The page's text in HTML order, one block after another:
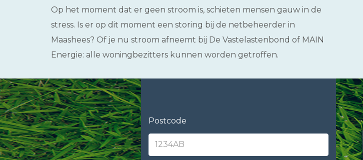
Op het moment dat er geen stroom is, schieten mensen gauw in de
stress. Is er op dit moment een storing bij de netbeheerder in
Maashees? Of je nu stroom afneemt bij De Vastelastenbond of MAIN
Energie: alle woningbezitters kunnen worden getroffen.
Postcode